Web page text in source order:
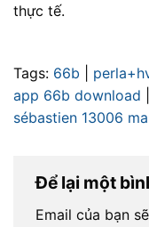
thực tế.
Tags: 66b
app 66b download
sébastien 13006
Để lại một
Email của bạn